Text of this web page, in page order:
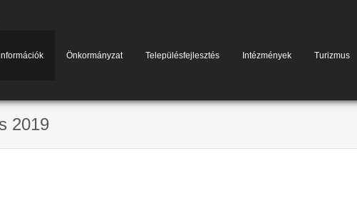
Önkormányzat Településfejlesztés Intézmények Turizmus
2019